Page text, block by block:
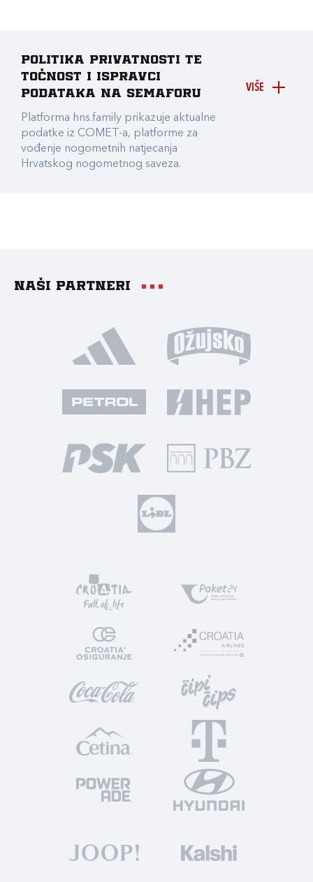
VIŠE
Politika privatnosti te
točnost i ispravci
podataka na Semaforu
Platforma hns.family prikazuje aktualne
podatke iz COMET-a, platforme za
vođenje nogometnih natjecanja
Hrvatskog nogometnog saveza.
Naši partneri